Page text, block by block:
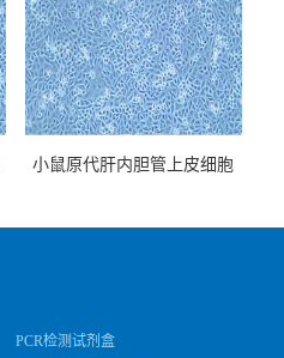
小鼠原代肝内胆管上皮细胞
PCR检测试剂盒